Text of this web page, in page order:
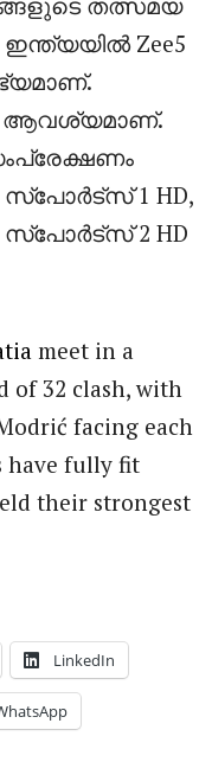
Zee5
സ്‌പോർട്‌സ് 1 HD,
സ്‌പോർട്‌സ് 2 HD
meet in a
of 32 clash, with
facing each
have fully fit
their strongest
LinkedIn